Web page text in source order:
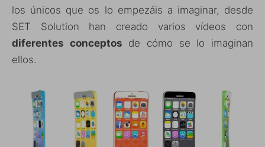
los únicos que os lo empezáis a imaginar, desde
SET Solution han creado varios vídeos con
diferentes conceptos de cómo se lo imaginan
ellos.